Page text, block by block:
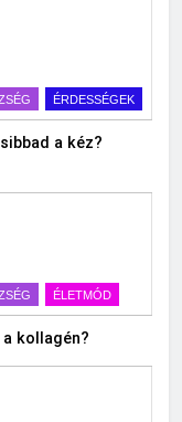
ÉRDESSÉGEK
a kéz?
ÉLETMÓD
kollagén?